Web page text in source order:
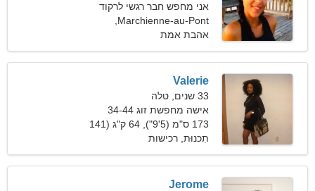
אני מחפש חבר רגשי לרקוד
ביחד
בלגיה
אהבת אמת
Valerie
33 שנים, טלה
אישה מחפשת זוג 34-44
173 ס"מ (5'9"), 64 ק"ג (141
פאונד)
תִכנוּת, רכישות
Jerome